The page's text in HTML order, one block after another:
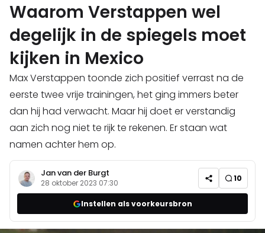
Waarom Verstappen wel
degelijk in de spiegels moet
kijken in Mexico
Max Verstappen toonde zich positief verrast na de
eerste twee vrije trainingen, het ging immers beter
dan hij had verwacht. Maar hij doet er verstandig
aan zich nog niet te rijk te rekenen. Er staan wat
namen achter hem op.
Jan van der Burgt
28 oktober 2023 07:30 10
Instellen als voorkeursbron